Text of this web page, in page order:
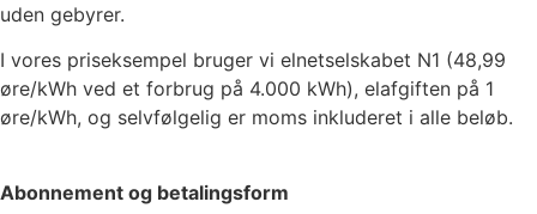
uden gebyrer.
I vores priseksempel bruger vi elnetselskabet N1 (48,99
øre/kWh ved et forbrug på 4.000 kWh), elafgiften på 1
øre/kWh, og selvfølgelig er moms inkluderet i alle beløb.
Abonnement og betalingsform